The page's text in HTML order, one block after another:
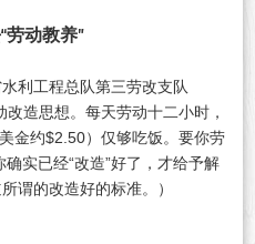
劳动教养”
利工程总队第三劳改支队
改造思想。每天劳动十二小时，
金约$2.50）仅够吃饭。要你劳
实已经“改造”好了，才给予解
谓的改造好的标准。）